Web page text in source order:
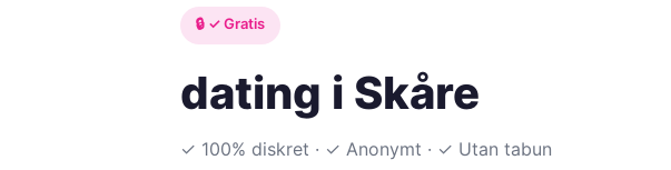
🔒 ✓ Gratis
dating i Skåre
✓ 100% diskret · ✓ Anonymt · ✓ Utan tabun